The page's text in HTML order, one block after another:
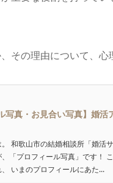
その理由について、心
写真・お見合い写真】婚
和歌山市の結婚相談所「婚活
「プロフィール写真」です！
いまのプロフィールにあた...